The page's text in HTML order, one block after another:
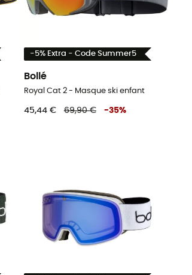
-5% Extra - Code Summer5
Bollé
Royal Cat 2 - Masque ski enfant
45,44 € 69,90 € -35%